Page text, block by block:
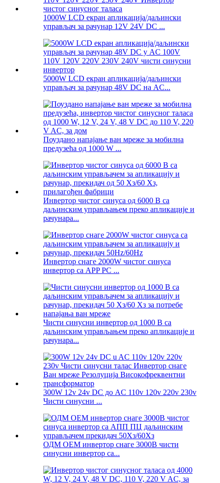
1000W LCD екран апликација/даљински
управљач за рачунар 12V 24V DC ...
5000W LCD екран апликација/даљински
управљач за рачунар 48V DC на AC...
Поуздано напајање ван мреже за мобилна
предузећа од 1000 W ...
Инвертор чистог синуса од 6000 В са
даљинским управљањем преко апликације и
рачунара...
Инвертор снаге 2000W чистог синуса
инвертор са APP PC ...
Чисти синусни инвертор од 1000 В са
даљинским управљањем преко апликације и
рачунара...
300W 12v 24v DC до AC 110v 120v 220v 230v
Чисти синусни ...
ОДМ ОЕМ инвертор снаге 3000В чисти
синусни инвертор са...